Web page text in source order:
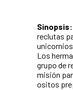
Sinopsis:
reclutas
Los
grupo de
misión
ositos